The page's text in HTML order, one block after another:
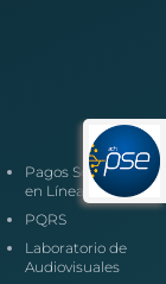
Pagos Seguros
en Línea
PQRS
Laboratorio de
Audiovisuales